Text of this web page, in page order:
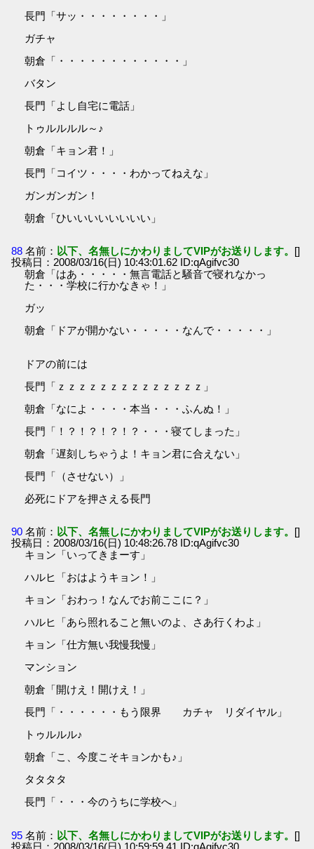
長門「サッ・・・・・・・・」
ガチャ
朝倉「・・・・・・・・・・・・」
バタン
長門「よし自宅に電話」
トゥルルルル～♪
朝倉「キョン君！」
長門「コイツ・・・・わかってねえな」
ガンガンガン！
朝倉「ひいいいいいいいい」
88 名前： 以下、名無しにかわりましてVIPがお送りします。 []
投稿日：2008/03/16(日) 10:43:01.62 ID:qAgifvc30
朝倉「はあ・・・・・無言電話と騒音で寝れなかっ
た・・・学校に行かなきゃ！」
ガッ
朝倉「ドアが開かない・・・・・なんで・・・・・」
ドアの前には
長門「ｚｚｚｚｚｚｚｚｚｚｚｚｚｚ」
朝倉「なによ・・・・本当・・・ふんぬ！」
長門「！？！？！？！？・・・寝てしまった」
朝倉「遅刻しちゃうよ！キョン君に合えない」
長門「（させない）」
必死にドアを押さえる長門
90 名前： 以下、名無しにかわりましてVIPがお送りします。 []
投稿日：2008/03/16(日) 10:48:26.78 ID:qAgifvc30
キョン「いってきまーす」
ハルヒ「おはようキョン！」
キョン「おわっ！なんでお前ここに？」
ハルヒ「あら照れること無いのよ、さあ行くわよ」
キョン「仕方無い我慢我慢」
マンション
朝倉「開けえ！開けえ！」
長門「・・・・・・もう限界 カチャ リダイヤル」
トゥルルル♪
朝倉「こ、今度こそキョンかも♪」
タタタタ
長門「・・・今のうちに学校へ」
95 名前： 以下、名無しにかわりましてVIPがお送りします。 []
投稿日：2008/03/16(日) 10:59:59.41 ID:qAgifvc30